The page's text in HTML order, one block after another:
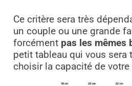
Ce critère sera très
un couple ou une grande
forcément pas les mêmes
petit tableau qui vous sera
choisir la capacité de